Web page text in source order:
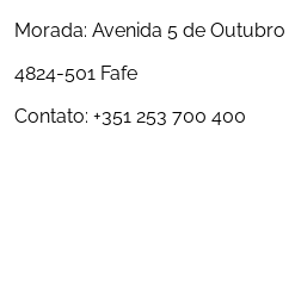
Morada: Avenida 5 de Outubro
4824-501 Fafe
Contato: +351 253 700 400